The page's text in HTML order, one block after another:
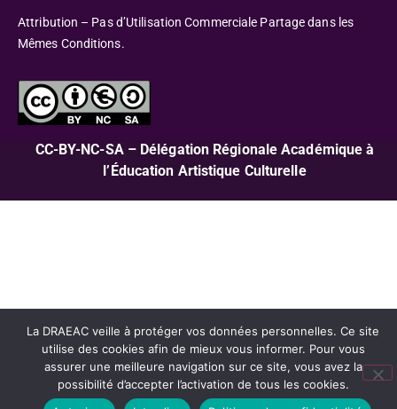
Attribution – Pas d’Utilisation Commerciale Partage dans les
Mêmes Conditions.
CC-BY-NC-SA – Délégation Régionale Académique à
l’Éducation Artistique Culturelle
La DRAEAC veille à protéger vos données personnelles. Ce site
utilise des cookies afin de mieux vous informer. Pour vous
assurer une meilleure navigation sur ce site, vous avez la
possibilité d’accepter l’activation de tous les cookies.